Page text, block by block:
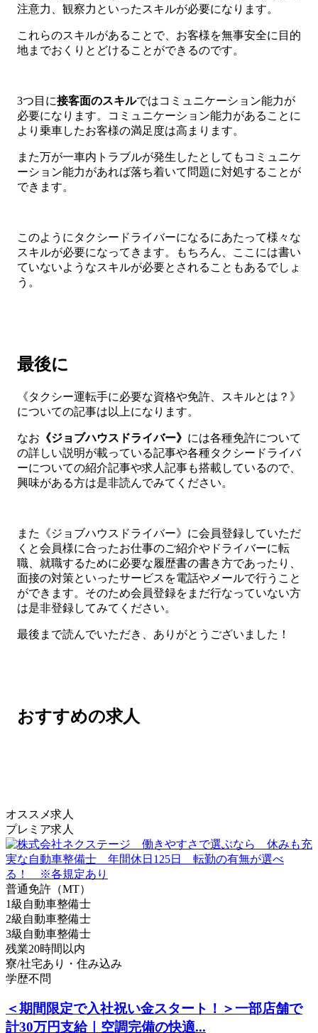
注意力、観察力といったスキルが必要になります。
これらのスキルがあることで、お客様を無事安全に目的
地までおくりとどけることができるのです。
3つ目に接客面のスキルではコミュニケーション能力が
必要になります。コミュニケーション能力があることに
より乗車したお客様の満足度は高まります。
また万が一車内トラブルが発生したとしてもコミュニケ
ーション能力があれば落ち着いて問題に対処することが
できます。
このようにタクシードライバーになるにあたって様々な
スキルが必要になってきます。もちろん、ここには書い
ていないようなスキルが必要とされることもあるでしょ
う。
最後に
《タクシー運転手に必要な資格や免許、スキルとは？》
についての記事は以上になります。
なお 《ジョブハウスドライバー》 には各種免許について
の詳しい説明が載っている記事や各種タクシードライバ
ーについての紹介記事や求人記事も搭載しているので、
興味がある方は是非読んでみてください。
また《ジョブハウスドライバー》に会員登録していただ
くと会員様に合ったお仕事のご紹介やドライバーに転
職、就職するために必要な履歴書の書き方であったり、
面接の対策といったサービスを電話やメールで行うこと
ができます。そのため会員登録をまだ行なっていない方
は是非登録してみてください。
最後まで読んでいただき、ありがとうございました！
おすすめの求人
オススメ求人
プレミア求人
普通免許（MT）
1級自動車整備士
2級自動車整備士
3級自動車整備士
残業20時間以内
寮/社宅あり・住み込み
学歴不問
＜期間限定で入社祝い金スタート！＞一部店舗で
計30万円支給｜空調完備の快適...